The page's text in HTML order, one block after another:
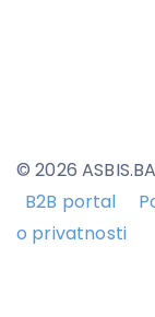
© 2026 ASBIS.BA
B2B portal
o privatnosti